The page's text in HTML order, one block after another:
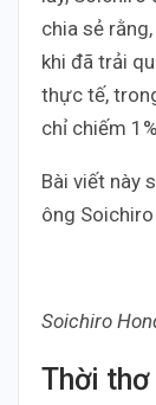
chia sẻ
khi đã trải
thực tế,
chỉ chiếm
Bài viết này
ông
Soichiro
Thời